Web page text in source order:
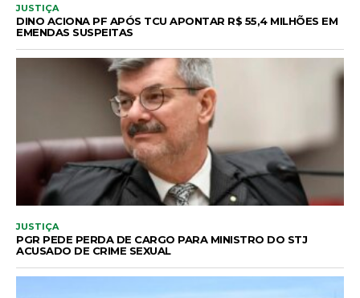
JUSTIÇA
DINO ACIONA PF APÓS TCU APONTAR R$ 55,4 MILHÕES EM
EMENDAS SUSPEITAS
JUSTIÇA
PGR PEDE PERDA DE CARGO PARA MINISTRO DO STJ
ACUSADO DE CRIME SEXUAL